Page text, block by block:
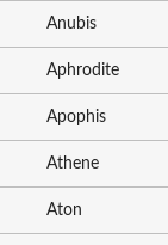
Anubis
Aphrodite
Apophis
Athene
Aton